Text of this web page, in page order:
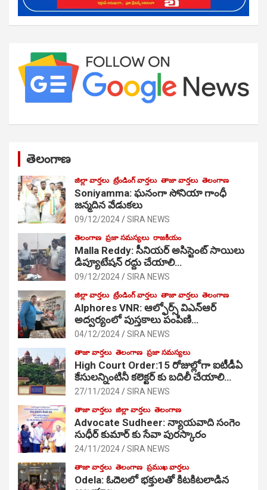
తెలంగాణ
జిల్లా వార్తలు ట్రేండింగ్ వార్తలు తాజా వార్తలు తెలంగాణ
Soniyamma: ఘ‌నంగా సోనియా గాంధీ
జ‌న్మ‌దిన వేడుక‌లు
09/12/2024 SIRA NEWS
తెలంగాణ ప్రజా సమస్యలు రాజకీయం
Malla Reddy: సీనియర్ అసిస్టెంట్ సాయిలు
డిప్యూటేషన్ రద్దు చేయాలి…
09/12/2024 SIRA NEWS
జిల్లా వార్తలు ట్రేండింగ్ వార్తలు తాజా వార్తలు తెలంగాణ
Alphores VNR: ఆల్ఫోర్స్ విఎన్ఆర్
అద్వర్యంలో పుస్తకాలు పంపిణి…
04/12/2024 SIRA NEWS
తాజా వార్తలు తెలంగాణ ప్రజా సమస్యలు
High Court Order:15 రోజుల్లోగా ఐటీడీఏ
కేసులన్నింటినీ కలెక్టర్ కు బదిలీ చేయాలి…
27/11/2024 SIRA NEWS
తాజా వార్తలు జిల్లా వార్తలు తెలంగాణ
Advocate Sudheer: న్యాయవాది సంగెం
సుధీర్ కుమార్ కు సేవా పురస్కారం
24/11/2024 SIRA NEWS
తాజా వార్తలు తెలంగాణ ప్రముఖ వార్తలు
Odela: ఓదెల‌లో భక్తులతో కిటకిటలాడిన